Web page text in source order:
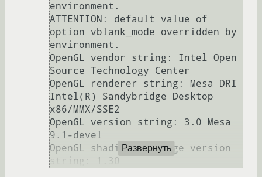
environment.
ATTENTION: default value of
option vblank_mode overridden by
environment.
OpenGL vendor string: Intel Open
Source Technology Center
OpenGL renderer string: Mesa DRI
Intel(R) Sandybridge Desktop
x86/MMX/SSE2
OpenGL version string: 3.0 Mesa
9.1-devel
OpenGL shading language version
Развернуть